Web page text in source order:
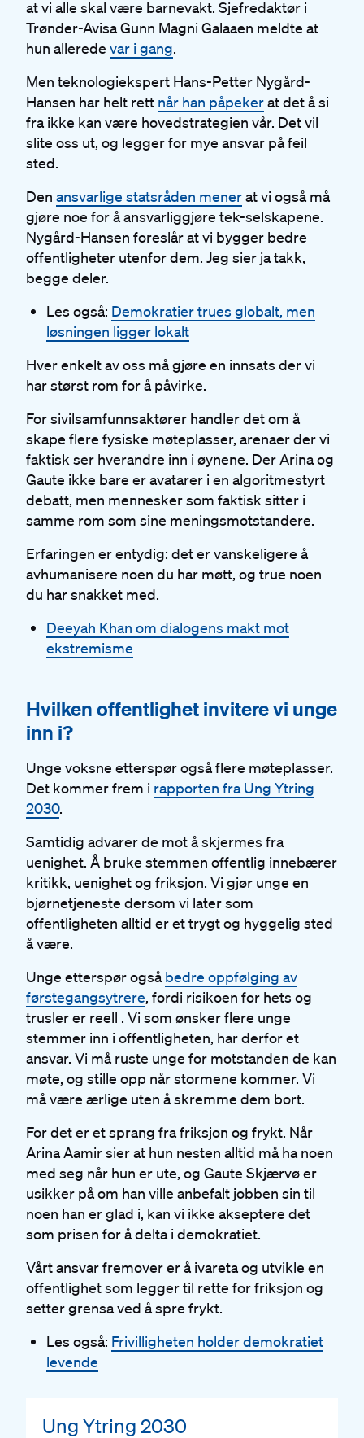
at vi alle skal være barnevakt. Sjefredaktør i
Trønder-Avisa Gunn Magni Galaaen meldte at
hun allerede var i gang.
Men teknologiekspert Hans-Petter Nygård-
Hansen har helt rett når han påpekerat det å si
fra ikke kan være hovedstrategien vår. Det vil
slite oss ut, og legger for mye ansvar på feil
sted.
Den ansvarlige statsråden menerat vi også må
gjøre noe for å ansvarliggjøre tek-selskapene.
Nygård-Hansen foreslår at vi bygger bedre
offentligheter utenfor dem. Jeg sier ja takk,
begge deler.
Les også: Demokratier trues globalt, men
løsningen ligger lokalt
Hver enkelt av oss må gjøre en innsats der vi
har størst rom for å påvirke.
For sivilsamfunnsaktører handler det om å
skape flere fysiske møteplasser, arenaer der vi
faktisk ser hverandre inn i øynene. Der Arina og
Gaute ikke bare er avatarer i en algoritmestyrt
debatt, men mennesker som faktisk sitter i
samme rom som sine meningsmotstandere.
Erfaringen er entydig: det er vanskeligere å
avhumanisere noen du har møtt, og true noen
du har snakket med.
Deeyah Khan om dialogens makt mot
ekstremisme
#
Hvilken offentlighet invitere vi unge
inn i?
Unge voksne etterspør også flere møteplasser.
Det kommer frem i rapporten fra Ung Ytring
2030.
Samtidig advarer de mot å skjermes fra
uenighet. Å bruke stemmen offentlig innebærer
kritikk, uenighet og friksjon. Vi gjør unge en
bjørnetjeneste dersom vi later som
offentligheten alltid er et trygt og hyggelig sted
å være.
Unge etterspør også bedre oppfølging av
førstegangsytrere, fordi risikoen for hets og
trusler er reell . Vi som ønsker flere unge
stemmer inn i offentligheten, har derfor et
ansvar. Vi må ruste unge for motstanden de kan
møte, og stille opp når stormene kommer. Vi
må være ærlige uten å skremme dem bort.
For det er et sprang fra friksjon og frykt. Når
Arina Aamir sier at hun nesten alltid må ha noen
med seg når hun er ute, og Gaute Skjærvø er
usikker på om han ville anbefalt jobben sin til
noen han er glad i, kan vi ikke akseptere det
som prisen for å delta i demokratiet.
Vårt ansvar fremover er å ivareta og utvikle en
offentlighet som legger til rette for friksjon og
setter grensa ved å spre frykt.
Les også: Frivilligheten holder demokratiet
levende
Ung Ytring 2030